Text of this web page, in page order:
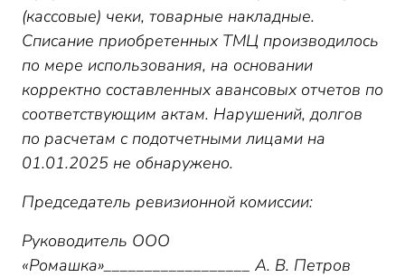
(кассовые) чеки, товарные накладные.
Списание приобретенных ТМЦ производилось
по мере использования, на основании
корректно составленных авансовых отчетов по
соответствующим актам. Нарушений, долгов
по расчетам с подотчетными лицами на
01.01.2025 не обнаружено.
Председатель ревизионной комиссии:
Руководитель ООО
«Ромашка»__________________ А. В. Петров